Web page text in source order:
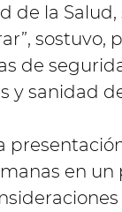
de la
sostuvo,
de
y sanidad
en un